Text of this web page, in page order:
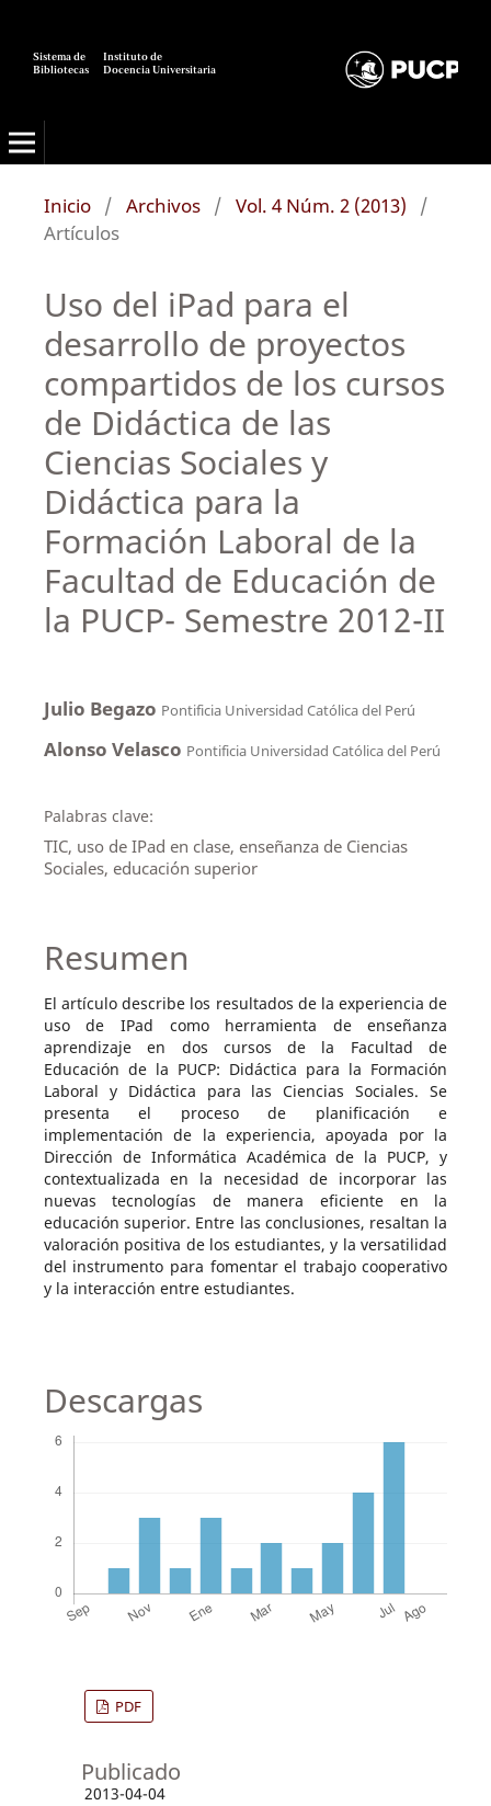
Sistema de
Bibliotecas
Instituto de
Docencia Universitaria
Inicio / Archivos / Vol. 4 Núm. 2 (2013)
/
Artículos
Uso del iPad para el
desarrollo de proyectos
compartidos de los cursos
de Didáctica de las
Ciencias Sociales y
Didáctica para la
Formación Laboral de la
Facultad de Educación de
la PUCP- Semestre 2012-II
Julio Begazo Pontificia Universidad Católica del Perú
Alonso Velasco Pontificia Universidad Católica del Perú
Palabras clave:
TIC, uso de IPad en clase, enseñanza de Ciencias
Sociales, educación superior
Resumen
El artículo describe los resultados de la experiencia de
uso de IPad como herramienta de enseñanza
aprendizaje en dos cursos de la Facultad de
Educación de la PUCP: Didáctica para la Formación
Laboral y Didáctica para las Ciencias Sociales. Se
presenta el proceso de planificación e
implementación de la experiencia, apoyada por la
Dirección de Informática Académica de la PUCP, y
contextualizada en la necesidad de incorporar las
nuevas tecnologías de manera eficiente en la
educación superior. Entre las conclusiones, resaltan la
valoración positiva de los estudiantes, y la versatilidad
del instrumento para fomentar el trabajo cooperativo
y la interacción entre estudiantes.
Descargas
PDF
Publicado
2013-04-04